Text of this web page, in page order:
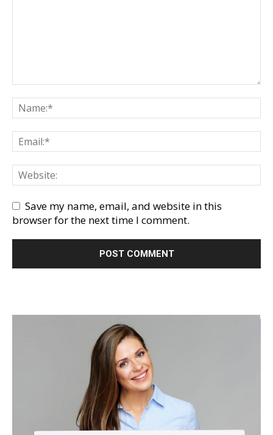
Save my name, email, and website in this
browser for the next time I comment.